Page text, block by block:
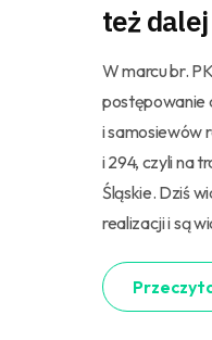
też
W marcu br.
postępowanie
i samosiewów
i 294, czyli na
Śląskie. Dziś
realizacji i są